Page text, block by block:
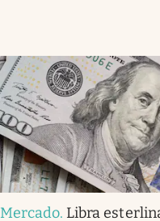
Mercado. Libra